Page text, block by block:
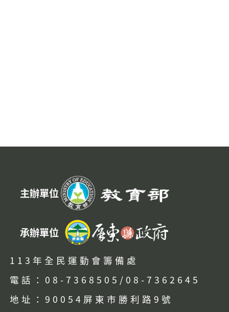
主辦單位
承辦單位
113年全民運動會籌備處
電話：08-7368505/08-7362645
地址：90054屏東市勝利路9號